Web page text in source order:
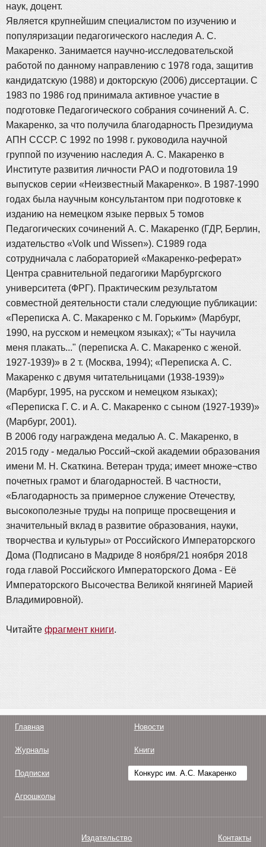
наук, доцент.
Является крупнейшим специалистом по изучению и
популяризации педагогического наследия А. С.
Макаренко. Занимается научно-исследовательской
работой по данному направлению с 1978 года, защитив
кандидатскую (1988) и докторскую (2006) диссертации. С
1983 по 1986 год принимала активное участие в
подготовке Педагогического собрания сочинений А. С.
Макаренко, за что получила благодарность Президиума
АПН СССР. С 1992 по 1998 г. руководила научной
группой по изучению наследия А. С. Макаренко в
Институте развития личности РАО и подготовила 19
выпусков серии «Неизвестный Макаренко». В 1987-1990
годах была научным консультантом при подготовке к
изданию на немецком языке первых 5 томов
Педагогических сочинений А. С. Макаренко (ГДР, Берлин,
издательство «Volk und Wissen»). С1989 года
сотрудничала с лабораторией «Макаренко-реферат»
Центра сравнительной педагогики Марбургского
университета (ФРГ). Практическим результатом
совместной деятельности стали следующие публикации:
«Переписка А. С. Макаренко с М. Горьким» (Марбург,
1990, на русском и немецком языках); «"Ты научила
меня плакать..." (переписка А. С. Макаренко с женой.
1927-1939)» в 2 т. (Москва, 1994); «Переписка А. С.
Макаренко с двумя читательницами (1938-1939)»
(Марбург, 1995, на русском и немецком языках);
«Переписка Г. С. и А. С. Макаренко с сыном (1927-1939)»
(Марбург, 2001).
В 2006 году награждена медалью А. С. Макаренко, в
2015 году - медалью Россий¬ской академии образования
имени М. Н. Скаткина. Ветеран труда; имеет множе¬ство
почетных грамот и благодарностей. В частности,
«Благодарность за примерное служение Отечеству,
высокополезные труды на поприще просвещения и
значительный вклад в развитие образования, науки,
творчества и культуры» от Российского Императорского
Дома (Подписано в Мадриде 8 ноября/21 ноября 2018
года главой Российского Императорского Дома - Её
Императорского Высочества Великой княгиней Марией
Владимировной).
Читайте фрагмент книги.
Главная Новости
Журналы Книги
Подписки Конкурс им. А.С. Макаренко
Агрошколы
Издательство Контакты